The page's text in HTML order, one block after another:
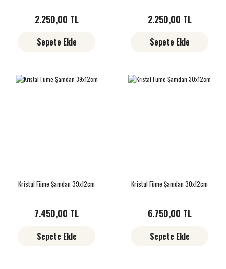
2.250,00 TL
Sepete Ekle
2.250,00 TL
Sepete Ekle
Kristal Füme Şamdan 39x12cm
7.450,00 TL
Sepete Ekle
Kristal Füme Şamdan 30x12cm
6.750,00 TL
Sepete Ekle